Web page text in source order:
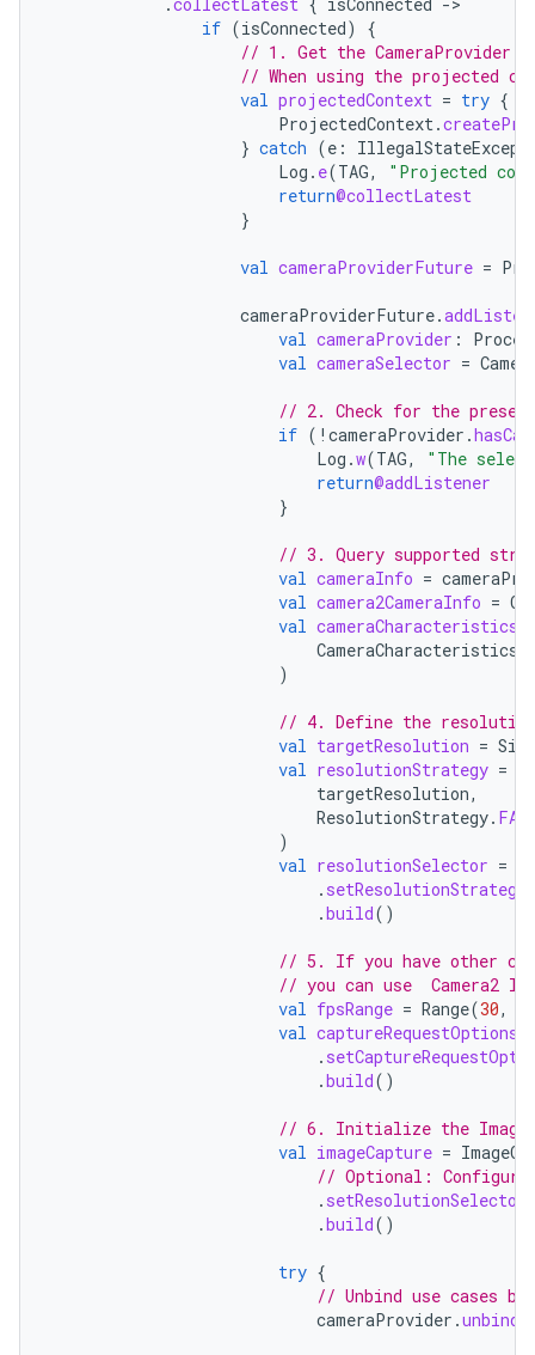
if (isConnected)
{
// 1. Get the CameraProvider
// When using the projected
val projectedContext = try {
ProjectedContext.
} catch (e :
Log . e(TAG,
"Projected
return@collectLatest
}
val cameraProviderFuture =
cameraProviderFuture.
val cameraProvider :
val cameraSelector =
// 2. Check for the
if ( ! cameraProvider .
Log .w(TAG,
"The
return@addListener
}
// 3. Query supported
val cameraInfo =
val camera2CameraInfo =
val cameraCharacteristics
CameraCharacteristics
)
// 4. Define the
val targetResolution = Size
val resolutionStrategy =
targetResolution,
ResolutionStrategy.
)
val resolutionSelector =
. setResolutionStrategy
.build()
// 5. If you have other
// you can use  Camera2
val fpsRange = Range(30,
val captureRequestOptions
.
.build()
// 6. Initialize the
val imageCapture =
// Optional:
. setResolutionSelector
.build()
try {
// Unbind use cases
cameraProvider .